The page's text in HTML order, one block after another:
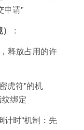
申请"
：
释放占用的许
虎符"的机
绑定
计时"机制：先